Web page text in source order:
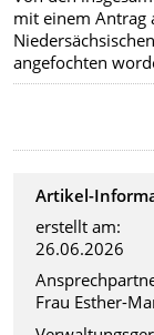
mit einem Antrag
angefochten
Artikel-
erstellt am:
26.06.2026
Frau Esther-